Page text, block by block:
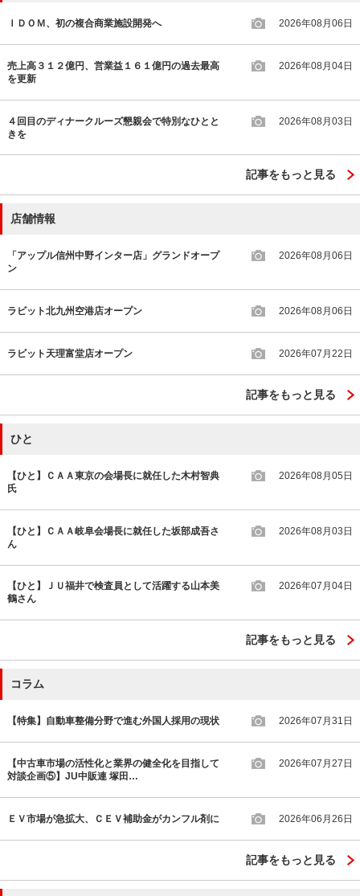
ＩＤＯＭ、初の複合商業施設開発へ 2026年08月06日
売上高３１２億円、営業益１６１億円の過去最高
を更新
2026年08月04日
４回目のディナークルーズ懇親会で特別なひとと
きを
2026年08月03日
記事をもっと見る
店舗情報
「アップル信州中野インター店」グランドオープ
ン
2026年08月06日
ラビット北九州空港店オープン 2026年08月06日
ラビット天理富堂店オープン 2026年07月22日
記事をもっと見る
ひと
【ひと】ＣＡＡ東京の会場長に就任した木村智典
氏
2026年08月05日
【ひと】ＣＡＡ岐阜会場長に就任した坂部成吾さ
ん
2026年08月03日
【ひと】ＪＵ福井で検査員として活躍する山本美
鶴さん
2026年07月04日
記事をもっと見る
コラム
【特集】自動車整備分野で進む外国人採用の現状 2026年07月31日
【中古車市場の活性化と業界の健全化を目指して
対談企画⑤】JU中販連 塚田…
2026年07月27日
ＥＶ市場が急拡大、ＣＥＶ補助金がカンフル剤に 2026年06月26日
記事をもっと見る